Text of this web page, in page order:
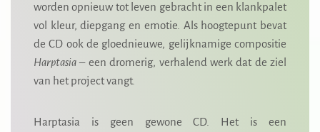
worden opnieuw tot leven gebracht in een klankpalet
vol kleur, diepgang en emotie. Als hoogtepunt bevat
de CD ook de gloednieuwe, gelijknamige compositie
Harptasia– een dromerig, verhalend werk dat de ziel
van het project vangt.
Harptasia is geen gewone CD. Het is een